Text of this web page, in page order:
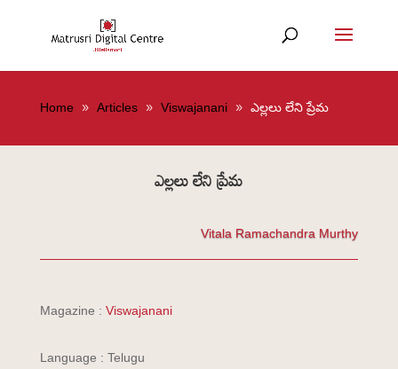
Home Articles Viswajanani ఎల్లలు లేని ప్రేమ
ఎల్లలు లేని ప్రేమ
Vitala Ramachandra Murthy
Magazine : Viswajanani
Language : Telugu